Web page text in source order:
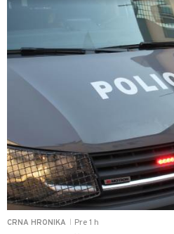
CRNA HRONIKA Pre 1 h